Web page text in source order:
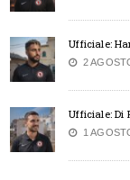
Ufficiale:
2
Ufficiale: Di
1